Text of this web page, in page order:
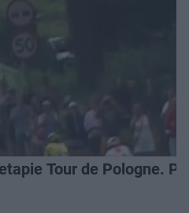
Tour de Pologne.